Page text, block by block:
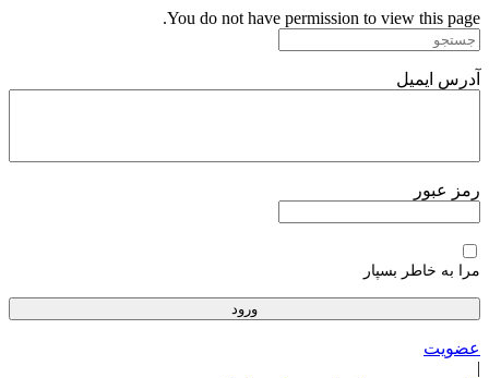
پرش
به
You do not have permission to view this page.
آدرس ایمیل
رمز عبور
مرا به خاطر بسپار
عضویت
|